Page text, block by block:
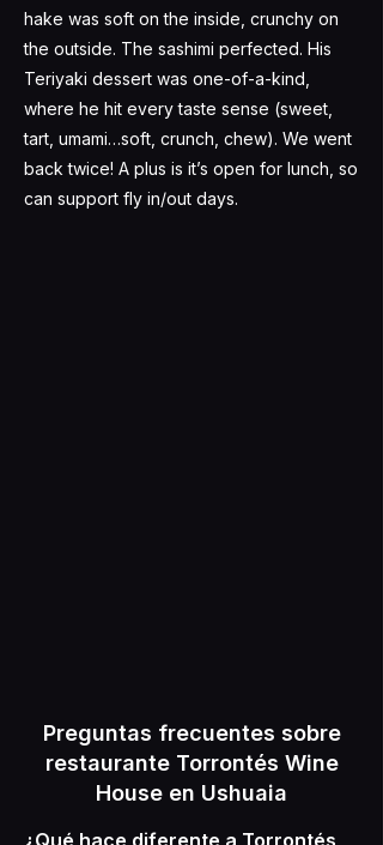
hake was soft on the inside, crunchy on
the outside. The sashimi perfected. His
Teriyaki dessert was one-of-a-kind,
where he hit every taste sense (sweet,
tart, umami…soft, crunch, chew). We went
back twice! A plus is it’s open for lunch, so
can support fly in/out days.
Preguntas frecuentes sobre
restaurante Torrontés Wine
House en Ushuaia
¿Qué hace diferente a Torrontés